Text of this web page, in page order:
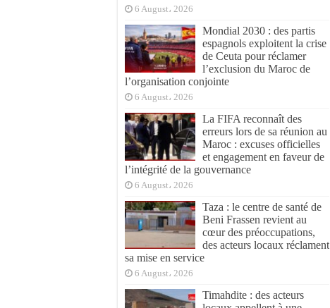
6 August، 2026
Mondial 2030 : des partis
espagnols exploitent la crise
de Ceuta pour réclamer
l’exclusion du Maroc de
l’organisation conjointe
6 August، 2026
La FIFA reconnaît des
erreurs lors de sa réunion au
Maroc : excuses officielles
et engagement en faveur de
l’intégrité de la gouvernance
6 August، 2026
Taza : le centre de santé de
Beni Frassen revient au
cœur des préoccupations,
des acteurs locaux réclament
sa mise en service
6 August، 2026
Timahdite : des acteurs